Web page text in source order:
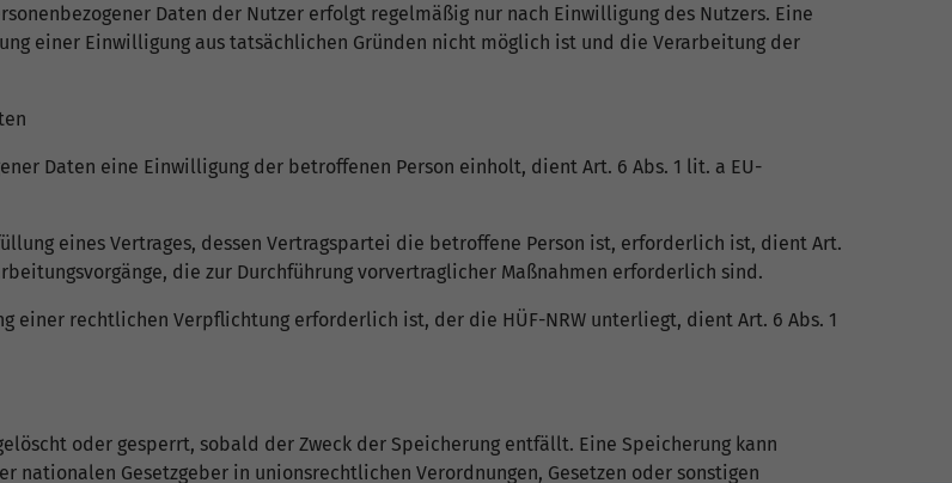
Daten der Nutzer erfolgt regelmäßig nur nach Einwilligung des Nutzers. Eine
einer Einwilligung aus tatsächlichen Gründen nicht möglich ist und die Verarbeitung der
Daten eine Einwilligung der betroffenen Person einholt, dient Art. 6 Abs. 1 lit. a EU-
eines Vertrages, dessen Vertragspartei die betroffene Person ist, erforderlich ist, dient Art.
die zur Durchführung vorvertraglicher Maßnahmen erforderlich sind.
einer rechtlichen Verpflichtung erforderlich ist, der die HÜF-NRW unterliegt, dient Art. 6 Abs. 1
oder gesperrt, sobald der Zweck der Speicherung entfällt. Eine Speicherung kann
nationalen Gesetzgeber in unionsrechtlichen Verordnungen, Gesetzen oder sonstigen